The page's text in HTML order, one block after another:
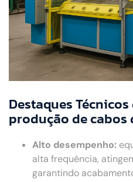
Destaques
produção de cabos
Alto desempenho:
alta frequência,
garantindo